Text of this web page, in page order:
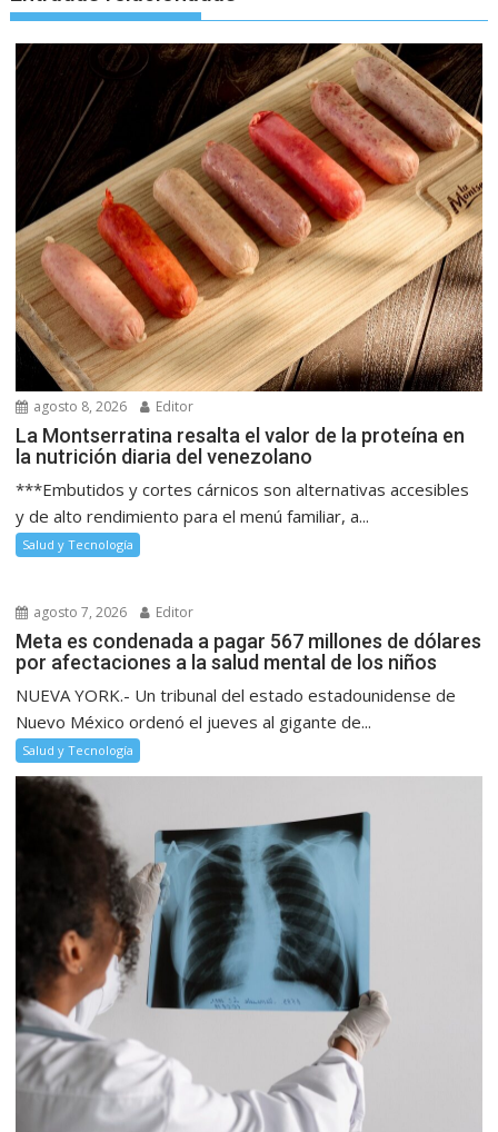
agosto 8, 2026 Editor
La Montserratina resalta el valor de la proteína en
la nutrición diaria del venezolano
***Embutidos y cortes cárnicos son alternativas accesibles
y de alto rendimiento para el menú familiar, a...
Salud y Tecnología
agosto 7, 2026 Editor
Meta es condenada a pagar 567 millones de dólares
por afectaciones a la salud mental de los niños
NUEVA YORK.- Un tribunal del estado estadounidense de
Nuevo México ordenó el jueves al gigante de...
Salud y Tecnología